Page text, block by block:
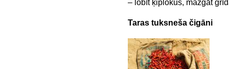
– lobīt ķiplokus, mazgāt
Taras tuksneša čigāni